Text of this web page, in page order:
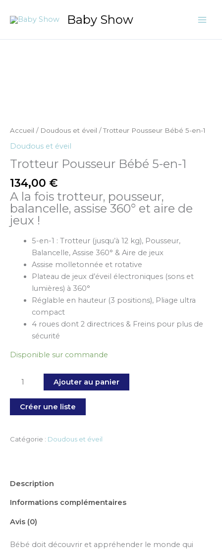
Baby Show
Accueil / Doudous et éveil / Trotteur Pousseur Bébé 5-en-1
Doudous et éveil
Trotteur Pousseur Bébé 5-en-1
134,00 €
A la fois trotteur, pousseur,
balancelle, assise 360° et aire de
jeux !
5-en-1 : Trotteur (jusqu’à 12 kg), Pousseur,
Balancelle, Assise 360° & Aire de jeux
Assise molletonnée et rotative
Plateau de jeux d’éveil électroniques (sons et
lumières) à 360°
Réglable en hauteur (3 positions), Pliage ultra
compact
4 roues dont 2 directrices & Freins pour plus de
sécurité
Disponible sur commande
en-
Ajouter au panier
Créer une liste
Catégorie : Doudous et éveil
Description
Informations complémentaires
Avis (0)
Bébé doit découvrir et appréhender le monde qui